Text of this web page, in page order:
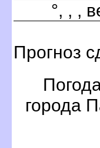
°, , ,
Прогноз
орода